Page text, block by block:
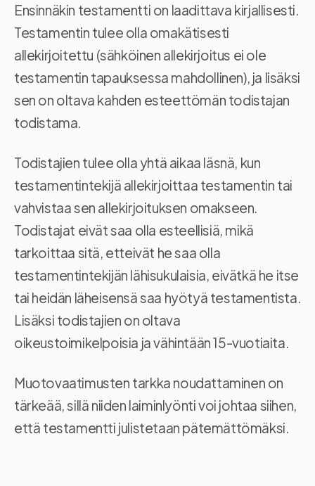
Ensinnäkin testamentti on laadittava kirjallisesti.
Testamentin tulee olla omakätisesti
allekirjoitettu (sähköinen allekirjoitus ei ole
testamentin tapauksessa mahdollinen), ja lisäksi
sen on oltava kahden esteettömän todistajan
todistama.
Todistajien tulee olla yhtä aikaa läsnä, kun
testamentintekijä allekirjoittaa testamentin tai
vahvistaa sen allekirjoituksen omakseen.
Todistajat eivät saa olla esteellisiä, mikä
tarkoittaa sitä, etteivät he saa olla
testamentintekijän lähisukulaisia, eivätkä he itse
tai heidän läheisensä saa hyötyä testamentista.
Lisäksi todistajien on oltava
oikeustoimikelpoisia ja vähintään 15-vuotiaita.
Muotovaatimusten tarkka noudattaminen on
tärkeää, sillä niiden laiminlyönti voi johtaa siihen,
että testamentti julistetaan pätemättömäksi.